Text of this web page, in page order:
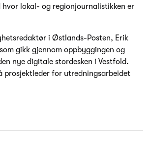
hvor lokal- og regionjournalistikken er
i Østlands-Posten, Erik
gikk gjennom oppbyggingen og
nye digitale stordesken i Vestfold.
prosjektleder for utredningsarbeidet